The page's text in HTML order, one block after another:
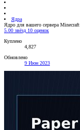
Ядра
Ядро для вашего сервера Minecraft
5.00 звёзд 10 оценок
Куплено
4,827
Обновлено
9 Июн 2023